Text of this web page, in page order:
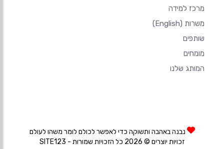
מרכז למידה
משרות (English)
שותפים
מומחים
המותג שלנו
נבנה באהבה ותשוקה כדי לאפשר לכולם לומר משהו לעולם
זכויות יוצרים © 2026 כל הזכויות שמורות - SITE123